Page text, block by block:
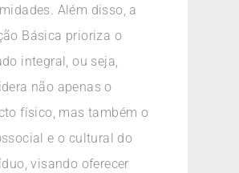
Além disso, a
Básica prioriza o
integral, ou seja,
não apenas o
físico, mas também o
e o cultural do
visando oferecer